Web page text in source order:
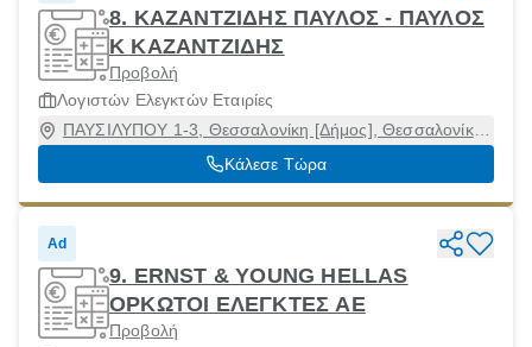
8. ΚΑΖΑΝΤΖΙΔΗΣ ΠΑΥΛΟΣ - ΠΑΥΛΟΣ
Κ ΚΑΖΑΝΤΖΙΔΗΣ
Προβολή
Λογιστών Ελεγκτών Εταιρίες
ΠΑΥΣΙΛΥΠΟΥ 1-3, Θεσσαλονίκη [Δήμος], Θεσσαλονίκη,
54352
Κάλεσε Τώρα
Ad
9. ERNST & YOUNG HELLAS
ΟΡΚΩΤΟΙ ΕΛΕΓΚΤΕΣ ΑΕ
Προβολή